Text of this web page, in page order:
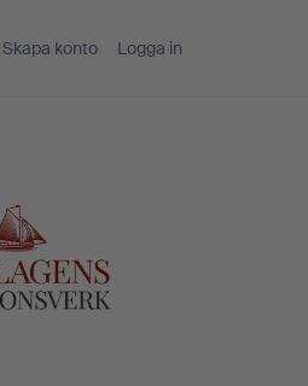
Skapa konto Logga in